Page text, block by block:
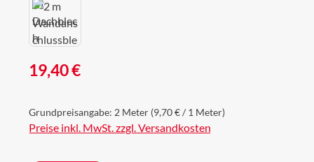
Regulärer Preis:
19,40 €
Grundpreisangabe: 2 Meter (9,70 € / 1 Meter)
Preise inkl. MwSt. zzgl. Versandkosten